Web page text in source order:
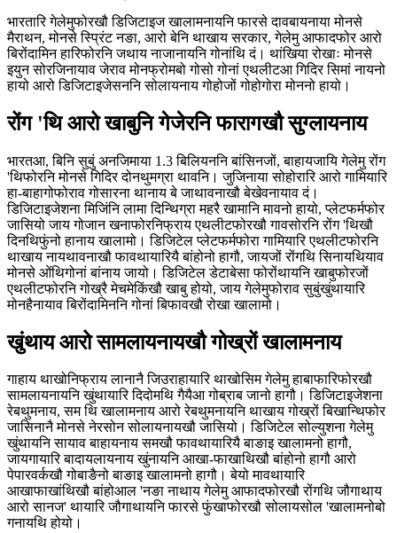
भारतारि गेलेमुफोरखौ डिजिटाइज खालामनायनि फारसे दावबायनाया मोनसे
मैराथन, मोनसे स्प्रिंट नङा, आरो बेनि थाखाय सरकार, गेलेमु आफादफोर आरो
बिरोंदामिन हारिफोरनि जथाय नाजानायनि गोनांथि दं। थांखिया रोखाः मोनसे
इयुन सोरजिनायाव जेराव मोनफ्रोमबो गोसो गोनां एथलीटआ गिदिर सिमां नायनो
हायो आरो डिजिटाइजेसननि सोलायनाय गोहोजों गोहोगोरा मोननो हायो।
रोंग 'थि आरो खाबुनि गेजेरनि फारागखौ सुग्लायनाय
भारतआ, बिनि सुबुं अनजिमाया 1.3 बिलियननि बांसिनजों, बाहायजायि गेलेमु रोंग
'थिफोरनि मोनसे गिदिर दोनथुमग्रा थावनि। जुजिनाया सोहोरारि आरो गामियारि
हा-बाहागोफोराव गोसारना थानाय बे जाथावनाखौ बेखेवनायाव दं।
डिजिटाइजेशना मिजिंनि लामा दिन्थिग्रा महरै खामानि मावनो हायो, प्लेटफर्मफोर
जासियो जाय गोजान खनाफोरनिफ्राय एथलीटफोरखौ गावसोरनि रोंग 'थिखौ
दिनथिफुंनो हानाय खालामो। डिजिटेल प्लेटफर्मफोरा गामियारि एथलीटफोरनि
थाखाय नायथावनाखौ फावथायारियै बांहोनो हागौ, जायजों रोंगथि सिनायथियाव
मोनसे ओंथिगोनां बांनाय जायो। डिजिटेल डेटाबेसा फोरोंथायनि खाबुफोरजों
एथलीटफोरनि गोख्रै मेचमेकिंखौ खाबु होयो, जाय गेलेमुफोराव सुबुंखुंथायारि
मोनहैनायाव बिरोंदामिननि गोनां बिफावखौ रोखा खालामो।
खुंथाय आरो सामलायनायखौ गोख्रों खालामनाय
गाहाय थाखोनिफ्राय लानानै जिउराहायारि थाखोसिम गेलेमु हाबाफारिफोरखौ
सामलायनायनि खुंथायारि दिदोमथि गैयैआ गोब्राब जानो हागौ। डिजिटाइजेशना
रेबथुमनाय, सम थि खालामनाय आरो रेबथुमनायनि थाखाय गोख्रों बिखान्थिफोर
जासिनानै मोनसे नेरसोन सोलायनायखौ जासियो। डिजिटेल सोल्युशना गेलेमु
खुंथायनि सायाव बाहायनाय समखौ फावथायारियै बाङाइ खालामनो हागौ,
जायगायारि बादायलायनाय खुंनायनि आखा-फाखाथिखौ बांहोनो हागौ आरो
पेपारवर्कखौ गोबाङैनो बाङाइ खालामनो हागौ। बेयो मावथायारि
आखाफाखांथिखौ बांहोआल 'नङा नाथाय गेलेमु आफादफोरखौ रोंगथि जौगाथाय
आरो सानज' थायारि जौगाथायनि फारसे फुंखाफोरखौ सोलायसोल 'खालामनोबो
गनायथि होयो।